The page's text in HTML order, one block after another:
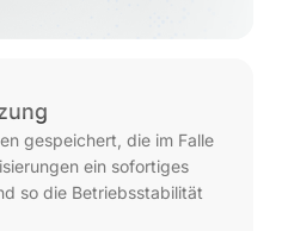
gespeichert, die im Falle
ein sofortiges
so die Betriebsstabilität